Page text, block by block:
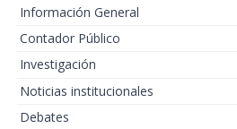
Información General
Contador Público
Investigación
Noticias institucionales
Debates